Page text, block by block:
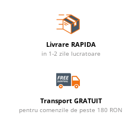
Livrare RAPIDA
in 1-2 zile lucratoare
Transport GRATUIT
pentru comenzile de peste 180 RON